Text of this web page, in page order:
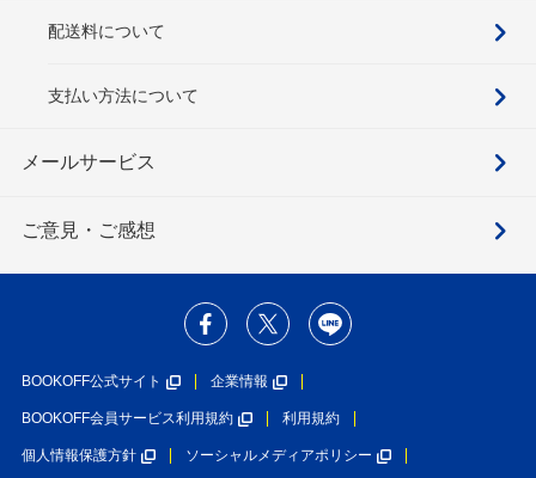
配送料について
支払い方法について
メールサービス
ご意見・ご感想
BOOKOFF公式サイト 企業情報
BOOKOFF会員サービス利用規約 利用規約
個人情報保護方針 ソーシャルメディアポリシー